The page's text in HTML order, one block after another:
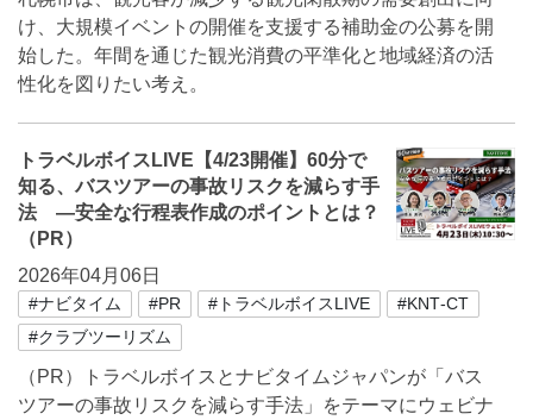
け、大規模イベントの開催を支援する補助金の公募を開
始した。年間を通じた観光消費の平準化と地域経済の活
性化を図りたい考え。
トラベルボイスLIVE【4/23開催】60分で
知る、バスツアーの事故リスクを減らす手
法 ―安全な行程表作成のポイントとは？
（PR）
2026年04月06日
#ナビタイム #PR #トラベルボイスLIVE
#KNT‐CT
#クラブツーリズム
（PR）トラベルボイスとナビタイムジャパンが「バス
ツアーの事故リスクを減らす手法」をテーマにウェビナ